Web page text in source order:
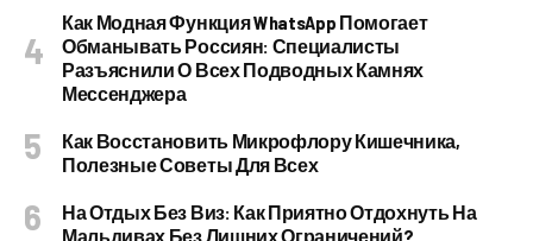
Как Модная Функция WhatsApp Помогает
Обманывать Россиян: Специалисты
Разъяснили О Всех Подводных Камнях
Мессенджера
Как Восстановить Микрофлору Кишечника,
Полезные Советы Для Всех
На Отдых Без Виз: Как Приятно Отдохнуть На
Мальдивах Без Лишних Ограничений?